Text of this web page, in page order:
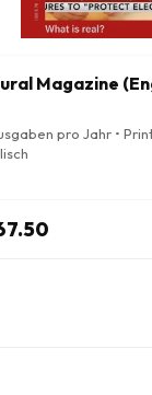
Magazine
pro Jahr •